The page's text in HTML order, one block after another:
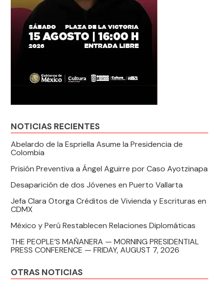
NOTICIAS RECIENTES
Abelardo de la Espriella Asume la Presidencia de
Colombia
Prisión Preventiva a Ángel Aguirre por Caso Ayotzinapa
Desaparición de dos Jóvenes en Puerto Vallarta
Jefa Clara Otorga Créditos de Vivienda y Escrituras en
CDMX
México y Perú Restablecen Relaciones Diplomáticas
THE PEOPLE’S MAÑANERA — MORNING PRESIDENTIAL
PRESS CONFERENCE — FRIDAY, AUGUST 7, 2026
OTRAS NOTICIAS